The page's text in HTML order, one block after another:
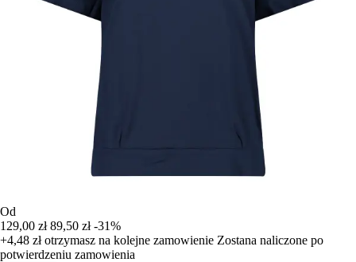
Od
129,00 zł 89,50 zł -31%
+4,48 złotrzymasz na kolejne zamowienie Zostana naliczone po
potwierdzeniu zamowienia